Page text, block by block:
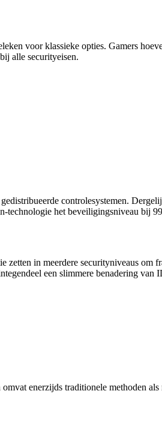
voor klassieke opties. Gamers
alle securityeisen.
controlesystemen.
technologie het beveiligingsniveau bij
in meerdere securityniveaus om
een slimmere benadering van
enerzijds traditionele methoden